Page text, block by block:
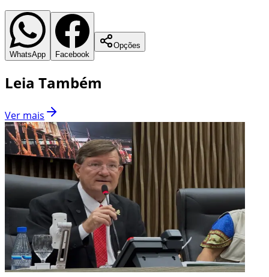
WhatsApp Facebook
Opções
Leia Também
Ver mais